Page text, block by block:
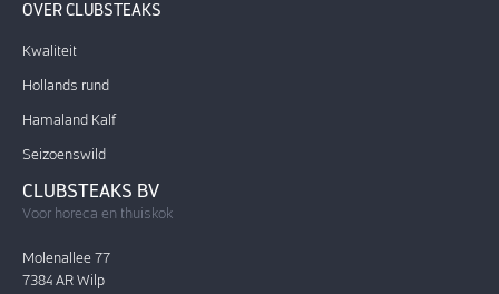
OVER CLUBSTEAKS
Kwaliteit
Hollands rund
Hamaland Kalf
Seizoenswild
CLUBSTEAKS BV
Voor horeca en thuiskok
Molenallee 77
7384 AR Wilp